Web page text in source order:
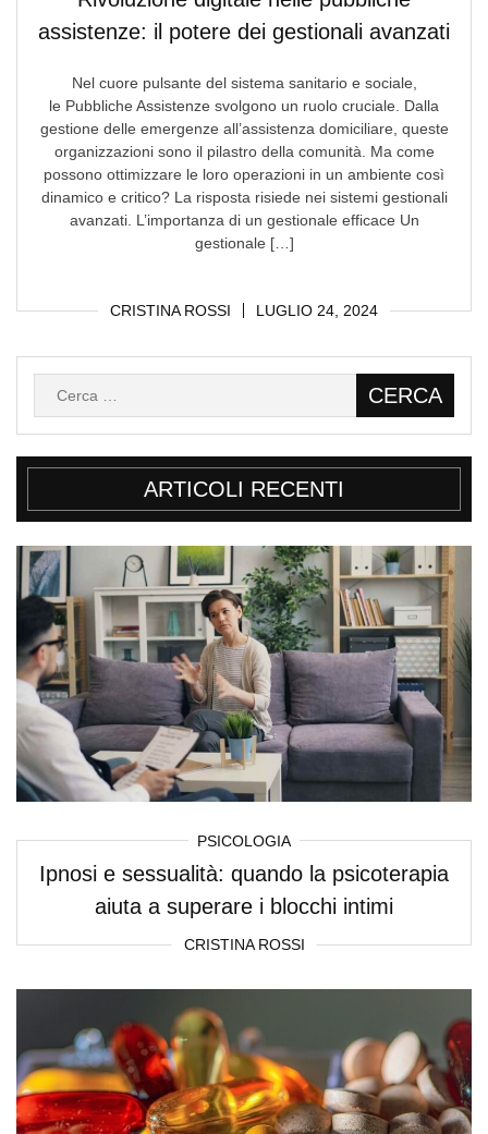
assistenze: il potere dei gestionali avanzati
CRISTINA ROSSI LUGLIO 24, 2024
Nel cuore pulsante del sistema sanitario e sociale,
le Pubbliche Assistenze svolgono un ruolo cruciale. Dalla
gestione delle emergenze all’assistenza domiciliare, queste
organizzazioni sono il pilastro della comunità. Ma come
possono ottimizzare le loro operazioni in un ambiente così
dinamico e critico? La risposta risiede nei sistemi gestionali
avanzati. L’importanza di un gestionale efficace Un
gestionale […]
ARTICOLI RECENTI
PSICOLOGIA
Ipnosi e sessualità: quando la psicoterapia
aiuta a superare i blocchi intimi
CRISTINA ROSSI